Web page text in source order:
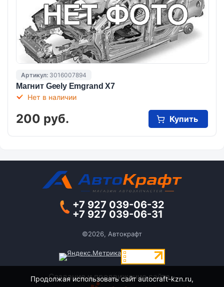
Артикул: 3016007894
Магнит Geely Emgrand X7
Нет в наличии
200 руб. Купить
+7 927 039-06-32
+7 927 039-06-31
©2026, Автокрафт
Создание и продвижение сайта -
Продолжая использовать сайт autocraft-kzn.ru,